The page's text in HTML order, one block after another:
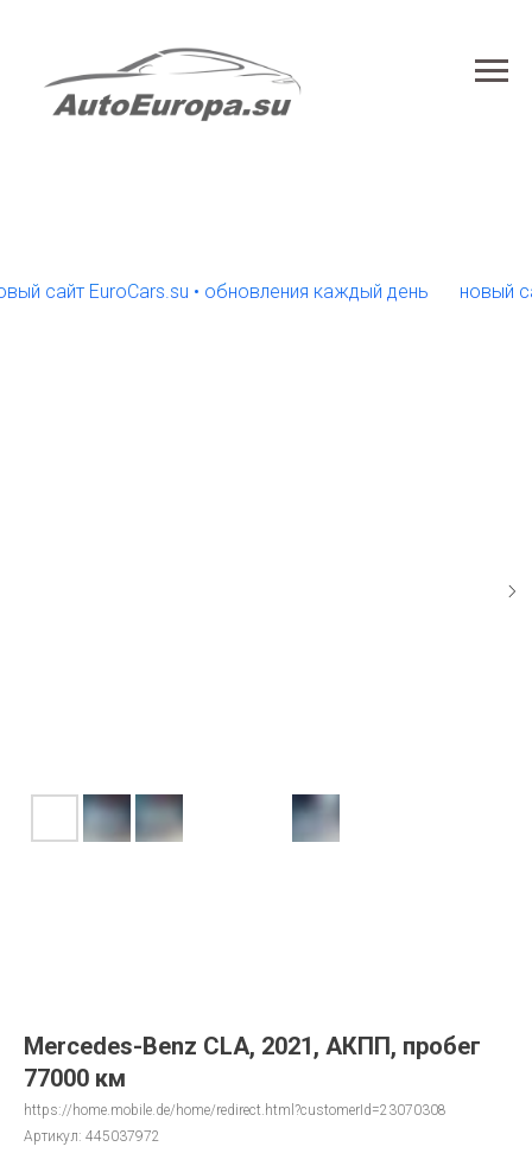
EuroCars.su • обновления каждый день новый сайт
Mercedes-Benz CLA, 2021, АКПП, пробег
77000 км
https://home.mobile.de/home/redirect.html?customerId=23070308
Артикул: 445037972